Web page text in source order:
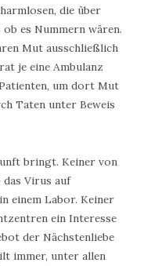
die über
es Nummern wären.
Mut ausschließlich
je eine Ambulanz
um dort Mut
Taten unter Beweis
bringt. Keiner von
das Virus auf
einem Labor. Keiner
ein Interesse
der Nächstenliebe
immer, unter allen